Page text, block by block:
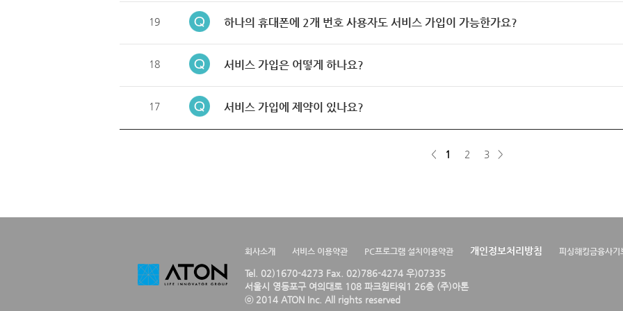
19 하나의 휴대폰에 2개 번호 사용자도 서비스 가입이 가능한가요?
18 서비스 가입은 어떻게 하나요?
17 서비스 가입에 제약이 있나요?
< 1 2 3 >
회사소개 서비스 이용약관 PC프로그램 설치이용약관 개인정보처리방침 피싱해킹금융사기
Tel. 02)1670-4273 Fax. 02)786-4274 우)07335
서울시 영등포구 여의대로 108 파크원타워1 26층 (주)아톤
ⓒ 2014 ATON Inc. All rights reserved